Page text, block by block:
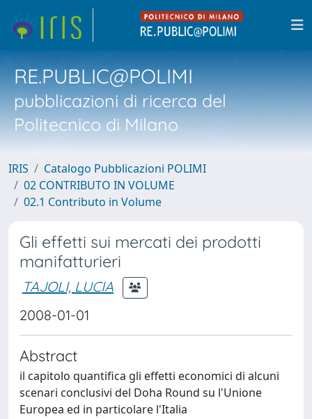
RE.PUBLIC@POLIMI
pubblicazioni di ricerca del
Politecnico di Milano
IRIS
Catalogo Pubblicazioni POLIMI
02 CONTRIBUTO IN VOLUME
02.1 Contributo in Volume
Gli effetti sui mercati dei prodotti
manifatturieri
TAJOLI, LUCIA
2008-01-01
Abstract
il capitolo quantifica gli effetti economici di alcuni
scenari conclusivi del Doha Round su l'Unione
Europea ed in particolare l'Italia